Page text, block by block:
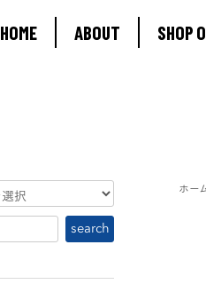
HOME ABOUT SHOP
ホー